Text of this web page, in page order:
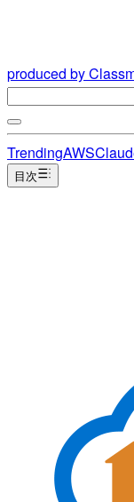
produced by
TrendingAWS
目次